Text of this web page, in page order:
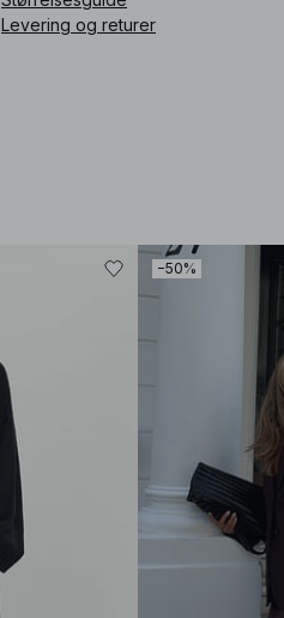
various occasions.
1100-010122-0017
Levering og returer
−50%